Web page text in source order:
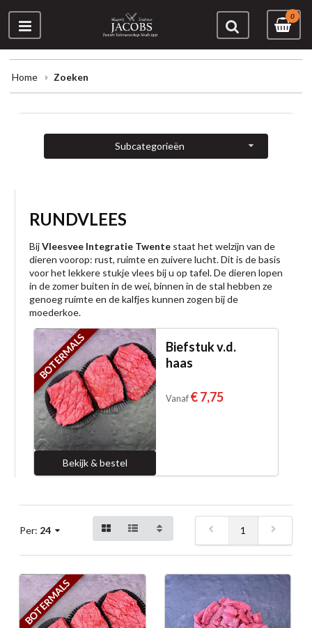
0
Home Zoeken
Subcategorieën
RUNDVLEES
BijVleesvee Integratie Twente staat het welzijn van de
dieren voorop: rust, ruimte en zuivere lucht. Dit is de basis
voor het lekkere stukje vlees bij u op tafel. De dieren lopen
in de zomer buiten in de wei, binnen in de stal hebben ze
genoeg ruimte en de kalfjes kunnen zogen bij de
moederkoe.
BOTERMALS
Bekijk & bestel
Biefstuk v.d.
haas
Vanaf € 7,75
Per: 24 1
BOTERMALS